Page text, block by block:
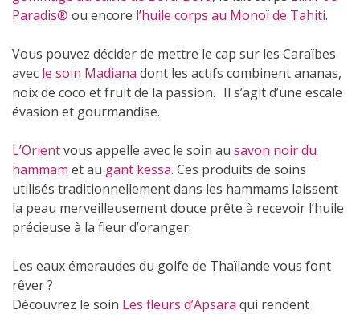
(6 avis)
Paradis® ou encore l’huile corps au Monoï de Tahiti.
Vous pouvez décider de mettre le cap sur les Caraïbes
avec le soin Madiana dont les actifs combinent ananas,
noix de coco et fruit de la passion. Il s’agit d’une escale
évasion et gourmandise.
L’Orientvous appelle avec le soin au savon noir du
hammam et au gant kessa. Ces produits de soins
utilisés traditionnellement dans les hammams laissent
la peau merveilleusement douce prête à recevoir l’huile
précieuse à la fleur d’oranger.
Les eaux émeraudes du golfe de Thaïlande vous font
rêver ?
Découvrez le soin Les fleurs d’Apsara qui rendent